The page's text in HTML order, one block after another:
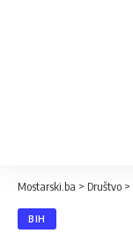
Mostarski.ba > Društvo >
BIH